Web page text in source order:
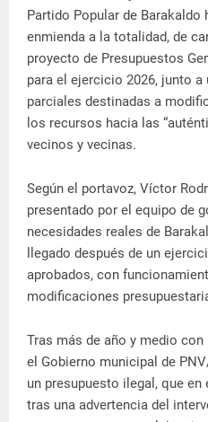
Partido Popular de Barakaldo
enmienda a la totalidad, de
proyecto de Presupuestos
para el ejercicio 2026, junto a
parciales destinadas a
los recursos hacia las
vecinos y vecinas.
Según el portavoz, Víctor
presentado por el equipo de
necesidades reales de
llegado después de un
aprobados, con
modificaciones
Tras más de año y medio
el Gobierno municipal de
un presupuesto ilegal, que
tras una advertencia del